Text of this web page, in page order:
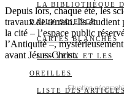
LA BIBLIOTHÈQUE
DAILY SCIENCE
CARTES BLANCHES
LES YEUX ET LES
OREILLES
LISTE DES
Depuis lors, chaque été, les
travaux de terrain. Ils étudient
la cité – l’espace public
l’Antiquité –,
avant Jésus-Christ.
Situation